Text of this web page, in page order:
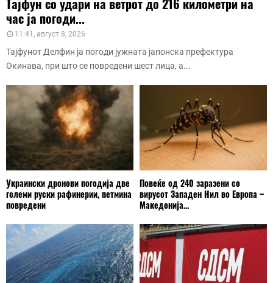
Тајфун со удари на ветрот до 216 километри на
час ја погоди...
11:41, август 8, 2026
Тајфунот Делфин ја погоди јужната јапонска префектура
Окинава, при што се повредени шест лица, а...
Украински дронови погодија две
големи руски рафинерии, петмина
повредени
Повеќе од 240 заразени со
вирусот Западен Нил во Европа –
Македонија...